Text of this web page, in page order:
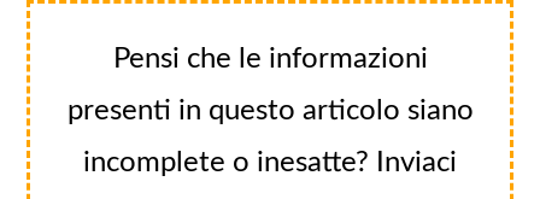
Pensi che le informazioni
presenti in questo articolo siano
incomplete o inesatte? Inviaci